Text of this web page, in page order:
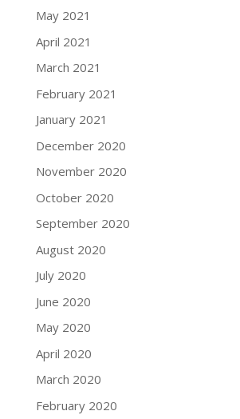
May 2021
April 2021
March 2021
February 2021
January 2021
December 2020
November 2020
October 2020
September 2020
August 2020
July 2020
June 2020
May 2020
April 2020
March 2020
February 2020